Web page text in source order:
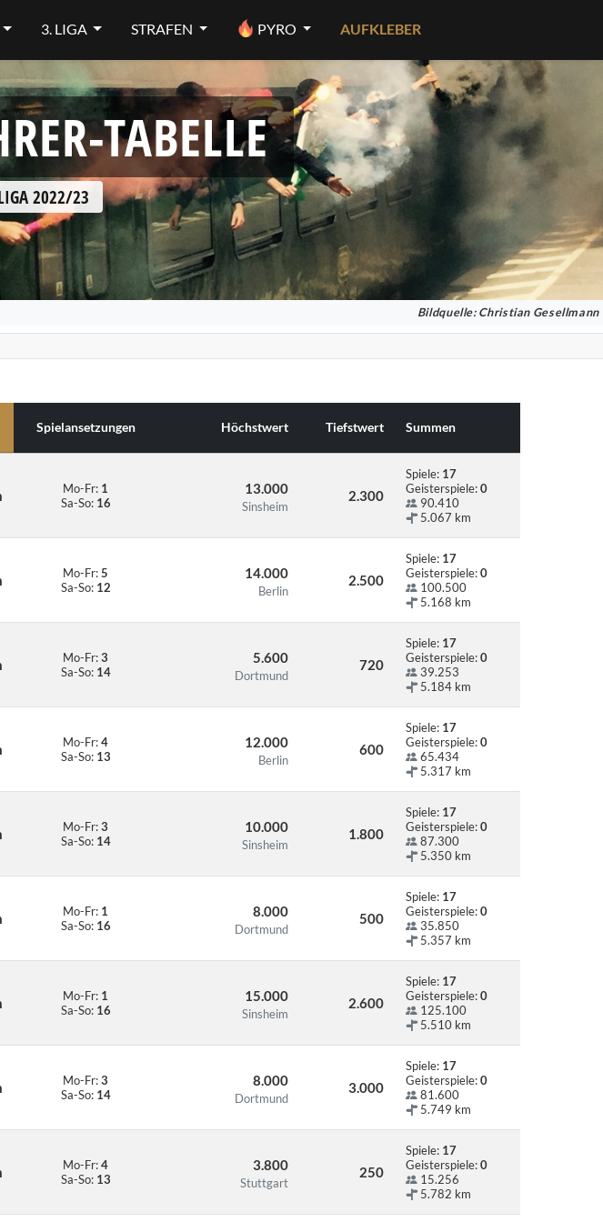
3. LIGA STRAFEN PYRO AUFKLEBER
TABELLE
2022/23
Bildquelle: Christian Gesellmann
Spielansetzungen Höchstwert Tiefstwert Summen
Mo-Fr: 1
Sa-So: 16
13.000
Sinsheim
2.300
Spiele: 17
Geisterspiele:0
90.410
5.067 km
Mo-Fr:5
Sa-So: 12
14.000
Berlin
2.500
Spiele: 17
Geisterspiele:0
100.500
5.168 km
Mo-Fr:3
Sa-So: 14
5.600
Dortmund
720
Spiele: 17
Geisterspiele:0
39.253
5.184 km
Mo-Fr:4
Sa-So: 13
12.000
Berlin
600
Spiele: 17
Geisterspiele:0
65.434
5.317 km
Mo-Fr:3
Sa-So: 14
10.000
Sinsheim
1.800
Spiele: 17
Geisterspiele:0
87.300
5.350 km
Mo-Fr: 1
Sa-So: 16
8.000
Dortmund
500
Spiele: 17
Geisterspiele:0
35.850
5.357 km
Mo-Fr: 1
Sa-So: 16
15.000
Sinsheim
2.600
Spiele: 17
Geisterspiele:0
125.100
5.510 km
Mo-Fr:3
Sa-So: 14
8.000
Dortmund
3.000
Spiele: 17
Geisterspiele:0
81.600
5.749 km
Mo-Fr:4
Sa-So: 13
3.800
Stuttgart
250
Spiele: 17
Geisterspiele:0
15.256
5.782 km